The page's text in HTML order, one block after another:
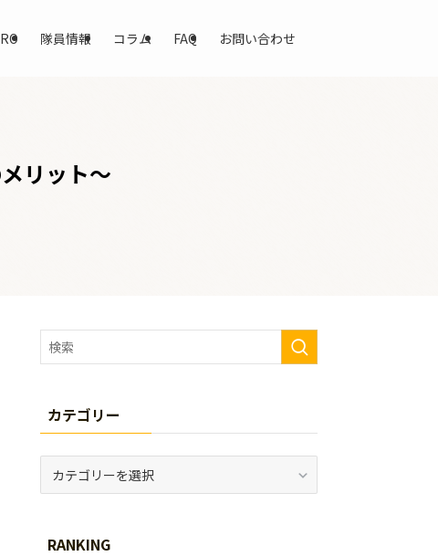
隊員情報 コラム FAQ お問い合わせ
リット～
カテゴリー
ーRANKING